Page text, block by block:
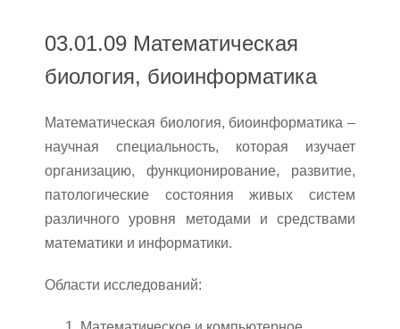
03.01.09 Математическая
биология, биоинформатика
Математическая биология, биоинформатика –
научная специальность, которая изучает
организацию, функционирование, развитие,
патологические состояния живых систем
различного уровня методами и средствами
математики и информатики.
Области исследований: